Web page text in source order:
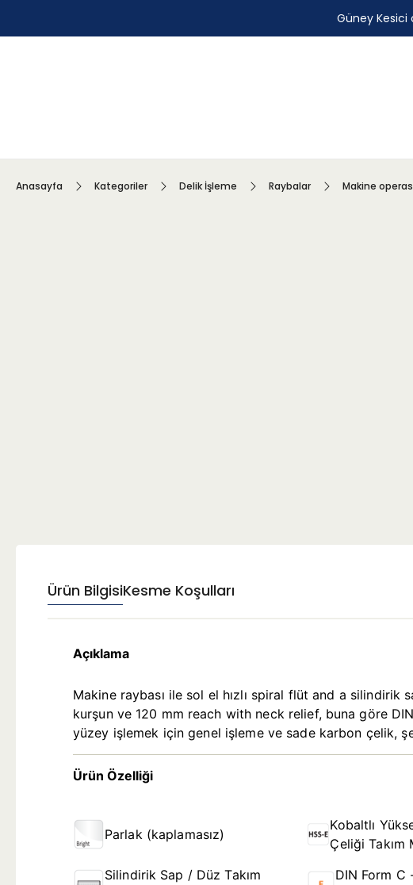
Güney Kesici
Anasayfa Kategoriler Delik İşleme Raybalar Makine
Ürün BilgisiKesme Koşulları
Açıklama
Makine raybası ile sol el hızlı spiral flüt and a
kurşun ve 120 mm reach with neck relief, buna göre
yüzey işlemek için genel işleme ve sade karbon çelik,
Ürün Özelliği
Parlak (kaplamasız)
Kobaltlı
Çeliği Takım
Silindirik Sap / Düz Takım
DIN Form C